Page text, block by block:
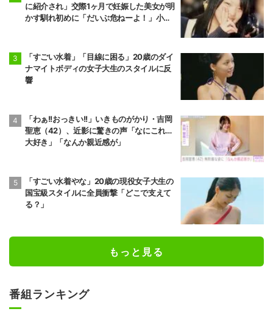
に紹介され」交際1ヶ月で妊娠した美女が明
かす馴れ初めに「だいぶ危ねーよ！」小森
「すごい水着」「目線に困る」20歳のダイ
ナマイトボディの女子大生のスタイルに反
響
「わぁ!!おっきい!!」いきものがかり・吉岡
聖恵（42）、近影に驚きの声「なにこれ…
大好き」「なんか親近感が」
「すごい水着やな」20歳の現役女子大生の
国宝級スタイルに全員衝撃「どこで支えて
る？」
もっと見る
番組ランキング